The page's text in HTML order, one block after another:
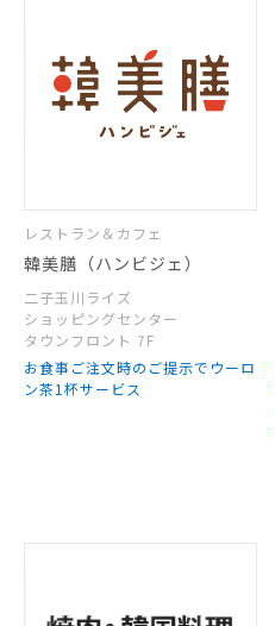
レストラン＆カフェ
韓美膳（ハンビジェ）
二子玉川ライズ
ショッピングセンター
タウンフロント 7F
お食事ご注文時のご提示でウーロ
ン茶1杯サービス